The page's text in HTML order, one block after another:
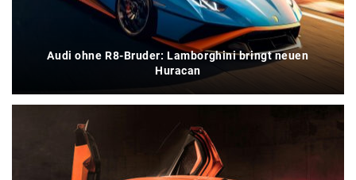
Audi ohne R8-Bruder: Lamborghini bringt neuen
Huracan